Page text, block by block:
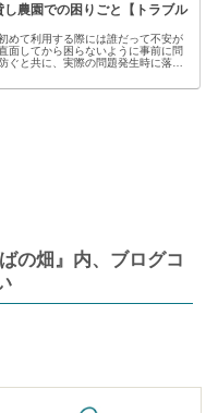
し農園での困りごと【トラブル
めて利用する際には誰だって不安が
面してから困らないように事前に問
ぐと共に、実際の問題発生時に落ち
ル】困りごとト...
の畑』内、ブログコ